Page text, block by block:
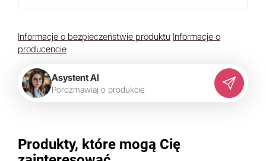
Informacje o bezpieczeństwie produktu Informacje o
producencie
Asystent AI
Porozmawiaj o produkcie
Produkty, które mogą Cię